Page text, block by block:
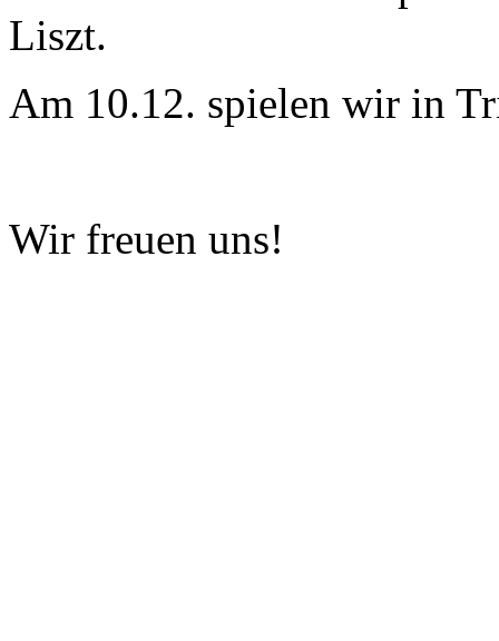
Liszt.
Am 10.12. spielen wir in
Wir freuen uns!